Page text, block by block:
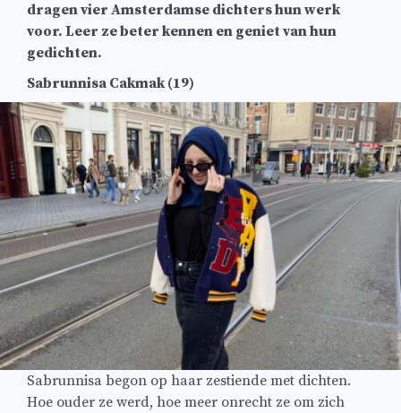
dragen vier Amsterdamse dichters hun werk
voor. Leer ze beter kennen en geniet van hun
gedichten.
Sabrunnisa Cakmak (19)
Sabrunnisa begon op haar zestiende met dichten.
Hoe ouder ze werd, hoe meer onrecht ze om zich